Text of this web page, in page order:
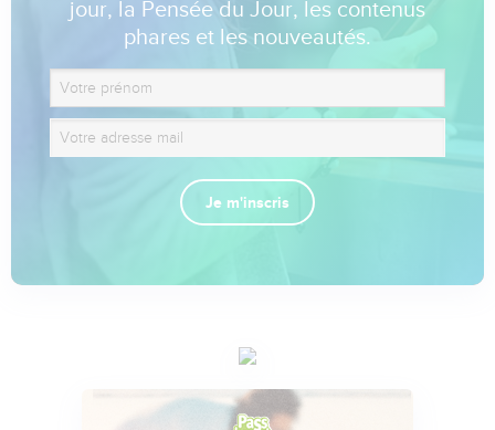
jour, la Pensée du Jour, les contenus
phares et les nouveautés.
Je m'inscris